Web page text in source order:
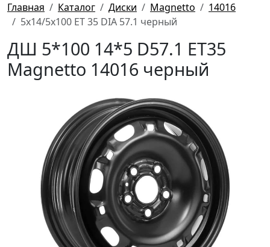
Главная Каталог Диски Magnetto
14016
5x14/5x100 ET 35 DIA 57.1 черный
ДШ 5*100 14*5 D57.1 ET35
Magnetto 14016 черный